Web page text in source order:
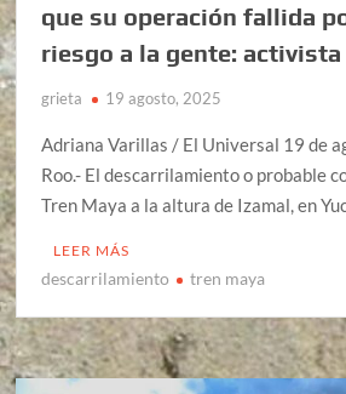
que su operación fallida
riesgo a la gente: activista
grieta 19 agosto, 2025
Adriana Varillas / El Universal 19 de
Roo.- El descarrilamiento o probable
Tren Maya a la altura de Izamal, en
LEER MÁS
descarrilamiento tren maya